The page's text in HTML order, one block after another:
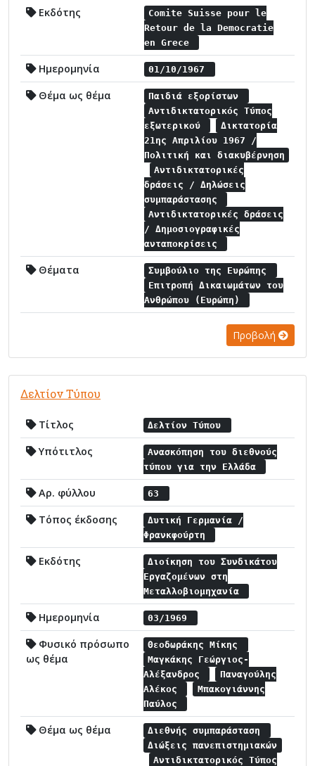
Εκδότης
Comite Suisse pour le
Retour de la Democratie
en Grece
Ημερομηνία 01/10/1967
Θέμα ως θέμα
Παιδιά εξορίστων
Αντιδικτατορικός Τύπος
εξωτερικού
Δικτατορία
21ης Απριλίου 1967 /
Πολιτική και διακυβέρνηση
Αντιδικτατορικές
δράσεις / Δηλώσεις
συμπαράστασης
Αντιδικτατορικές δράσεις
/ Δημοσιογραφικές
ανταποκρίσεις
Θέματα
Συμβούλιο της Ευρώπης
Επιτροπή Δικαιωμάτων του
Ανθρώπου (Ευρώπη)
Προβολή
Δελτίον Τύπου
Τίτλος Δελτίον Τύπου
Υπότιτλος
Ανασκόπηση του διεθνούς
τύπου για την Ελλάδα
Αρ. φύλλου 63
Τόπος έκδοσης
Δυτική Γερμανία /
Φρανκφούρτη
Εκδότης
Διοίκηση του Συνδικάτου
Εργαζομένων στη
Μεταλλοβιομηχανία
Ημερομηνία 03/1969
Φυσικό πρόσωπο
ως θέμα
Θεοδωράκης Μίκης
Μαγκάκης Γεώργιος-
Αλέξανδρος
Παναγούλης
Αλέκος
Μπακογιάννης
Παύλος
Θέμα ως θέμα
Διεθνής συμπαράσταση
Διώξεις πανεπιστημιακών
Αντιδικτατορικός Τύπος